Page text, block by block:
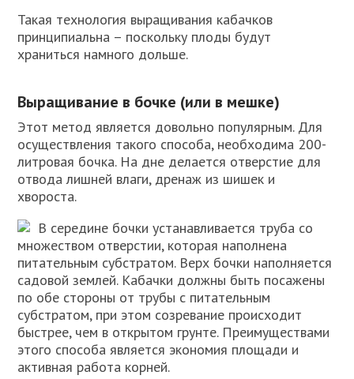
Такая технология выращивания кабачков
принципиальна – поскольку плоды будут
храниться намного дольше.
Выращивание в бочке (или в мешке)
Этот метод является довольно популярным. Для
осуществления такого способа, необходима 200-
литровая бочка. На дне делается отверстие для
отвода лишней влаги, дренаж из шишек и
хвороста.
В середине бочки устанавливается труба со
множеством отверстии, которая наполнена
питательным субстратом. Верх бочки наполняется
садовой землей. Кабачки должны быть посажены
по обе стороны от трубы с питательным
субстратом, при этом созревание происходит
быстрее, чем в открытом грунте. Преимуществами
этого способа является экономия площади и
активная работа корней.